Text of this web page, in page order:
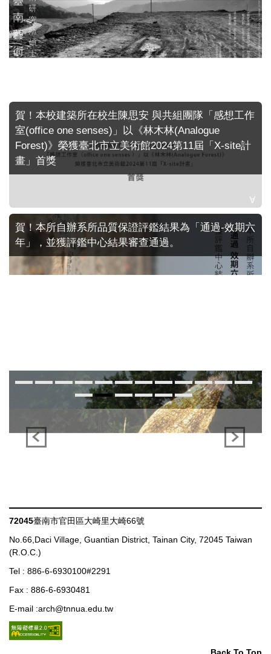
賀！本校建築所在校生陳思安 與共組團隊「感想工作
室(office one senses)」以《林木林(Analogue
Forest)》榮獲臺北市立美術館2024第11屆「X-site計
畫」首獎
賀！本所自辦系所品質保證評鑑結果為「通過-效期六
年」，並獲評鑑中心結果審查通過。
72045臺南市官田區大崎里大崎66號
No.66,Daci Village, Guantian District, Tainan City, 72045 Taiwan
(R.O.C.)
Tel : 886-6-6930100#2291
Fax : 886-6-6930481
E-mail :arch@tnnua.edu.tw
Back To Top